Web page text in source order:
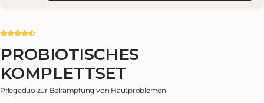
PROBIOTISCHES
KOMPLETTSET
Pflegeduo zur Bekämpfung von Hautproblemen